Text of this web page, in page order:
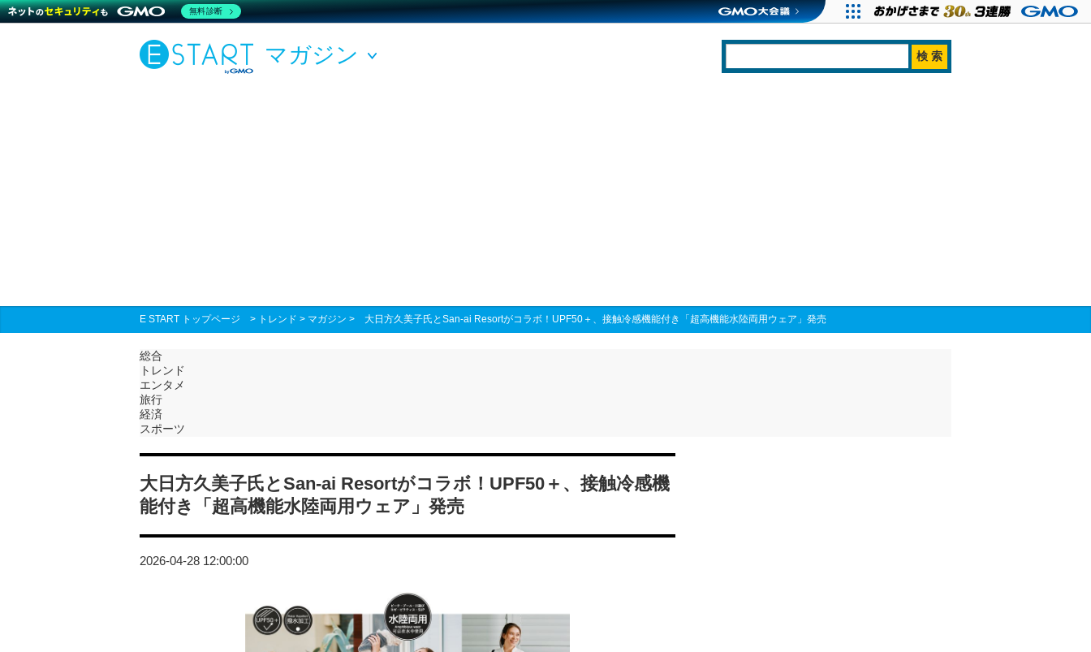
マガジン
E START トップページ > トレンド > マガジン > 大日方久美子氏とSan-ai Resortがコラボ！UPF50＋、接触冷感機能付き「超高機能水陸両用ウェア」発売
総合
トレンド
エンタメ
旅行
経済
スポーツ
大日方久美子氏とSan-ai Resortがコラボ！UPF50＋、接触冷感機
能付き「超高機能水陸両用ウェア」発売
2026-04-28 12:00:00
無料診断